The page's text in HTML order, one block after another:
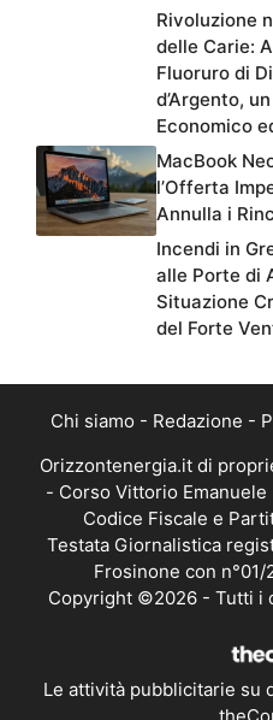
Rivoluzione
delle Carie:
Fluoruro di
d’Argento,
Economico
MacBook
l’Offerta
Annulla i
Incendi in
alle Porte di
Situazione
del Forte
Chi siamo - Redazione -
Orizzontenergia.it di
- Corso Vittorio Emanuele
Codice Fiscale e
Testata Giornalistica
Frosinone con
Copyright ©2026 - Tutti i
Le attività pubblicitarie su